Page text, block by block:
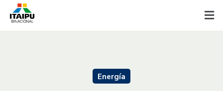
Energía